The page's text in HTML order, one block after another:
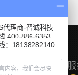
代理商-智诚科技
400-886-6353
：18138282140